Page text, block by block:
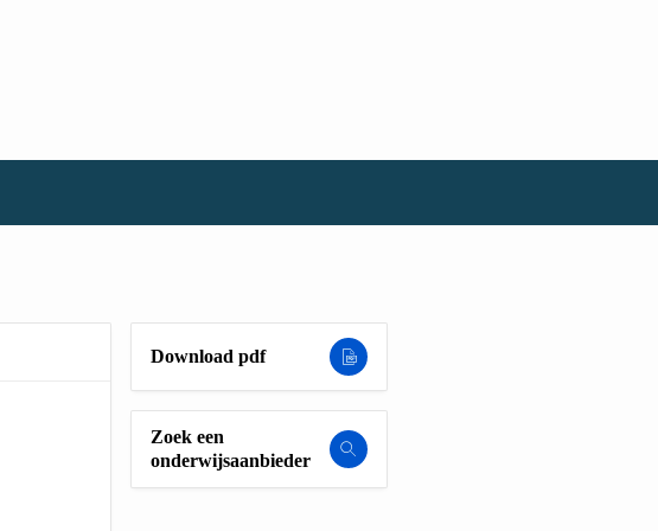
Download pdf
Zoek een
onderwijsaanbieder